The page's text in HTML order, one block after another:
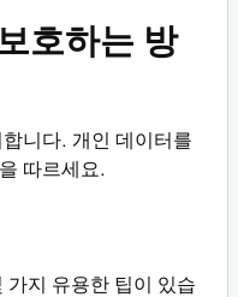
호하는 방
니다. 개인 데이터를
따르세요.
가지 유용한 팁이 있습